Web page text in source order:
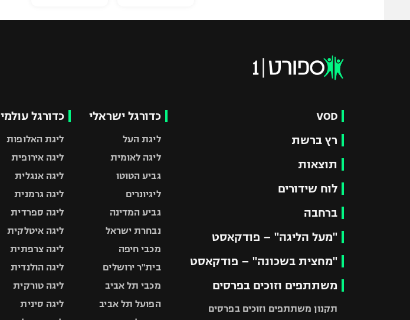
VOD
רץ ברשת
תוצאות
לוח שידורים
ברחבה
"מעל הליגה" – פודקאסט
"מחצית בשכונה" – פודקאסט
משתתפים וזוכים בפרסים
תקנון משתתפים וזוכים בפרסים
כדורגל ישראלי
ליגת העל
ליגה לאומית
גביע הטוטו
ליגיונרים
גביע המדינה
נבחרת ישראל
מכבי חיפה
בית"ר ירושלים
מכבי תל אביב
הפועל תל אביב
כדורגל עולמי
ליגת האלופות
ליגה אירופית
ליגה אנגלית
ליגה גרמנית
ליגה ספרדית
ליגה איטלקית
ליגה צרפתית
ליגה הולנדית
ליגה טורקית
ליגה סינית